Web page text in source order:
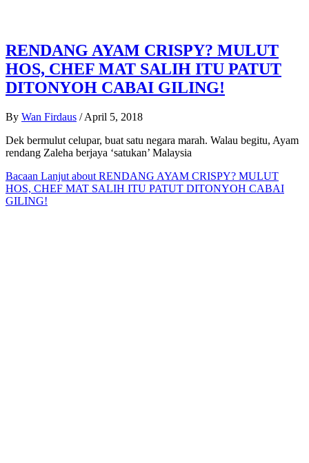
RENDANG AYAM CRISPY? MULUT
HOS, CHEF MAT SALIH ITU PATUT
DITONYOH CABAI GILING!
By Wan Firdaus / April 5, 2018
Dek bermulut celupar, buat satu negara marah. Walau begitu, Ayam
rendang Zaleha berjaya ‘satukan’ Malaysia
Bacaan Lanjut about RENDANG AYAM CRISPY? MULUT
HOS, CHEF MAT SALIH ITU PATUT DITONYOH CABAI
GILING!